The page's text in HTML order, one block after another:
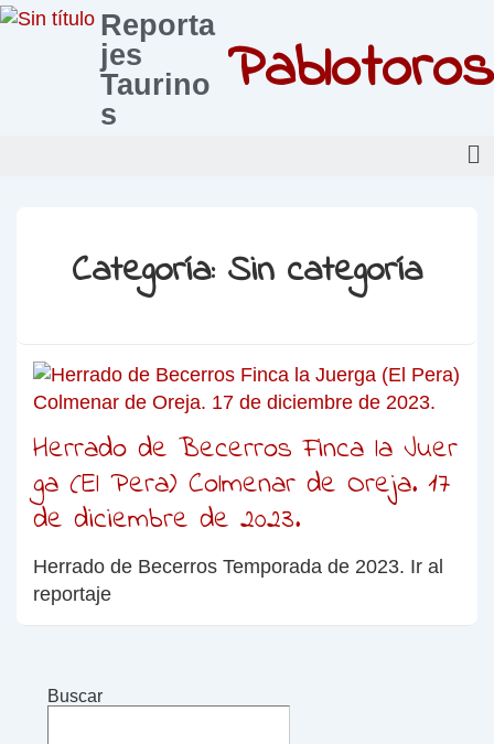
Reporta
jes
Taurino
s
Pablotoros
Categoría: Sin categoría
Herrado de Becerros Finca la Juer
ga (El Pera) Colmenar de Oreja. 17
de diciembre de 2023.
Herrado de Becerros Temporada de 2023. Ir al
reportaje
Buscar